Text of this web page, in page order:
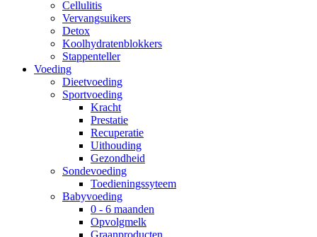
Cellulitis
Vervangsuikers
Detox
Koolhydratenblokkers
Stappenteller
Voeding
Dieetvoeding
Sportvoeding
Kracht
Prestatie
Recuperatie
Uithouding
Gezondheid
Sondevoeding
Toedieningssyteem
Babyvoeding
0 - 6 maanden
Opvolgmelk
Graanproducten